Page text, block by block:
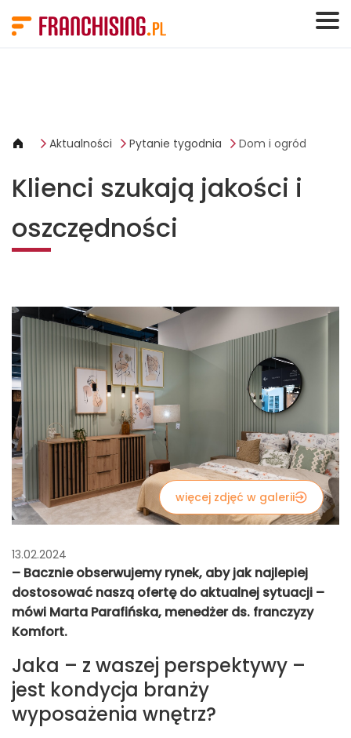
Aktualności Pytanie tygodnia Dom i ogród
Klienci szukają jakości i
oszczędności
więcej zdjęć w galerii
13.02.2024
– Bacznie obserwujemy rynek, aby jak najlepiej
dostosować naszą ofertę do aktualnej sytuacji –
mówi Marta Parafińska, menedżer ds. franczyzy
Komfort.
Jaka – z waszej perspektywy –
jest kondycja branży
wyposażenia wnętrz?